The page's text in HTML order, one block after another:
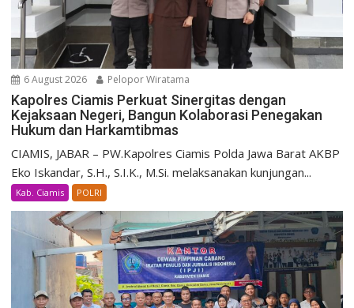
6 August 2026 Pelopor Wiratama
Kapolres Ciamis Perkuat Sinergitas dengan
Kejaksaan Negeri, Bangun Kolaborasi Penegakan
Hukum dan Harkamtibmas
CIAMIS, JABAR – PW.Kapolres Ciamis Polda Jawa Barat AKBP
Eko Iskandar, S.H., S.I.K., M.Si. melaksanakan kunjungan...
Kab. Ciamis POLRI